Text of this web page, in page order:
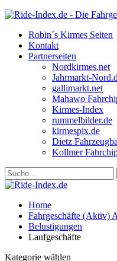
Robin´s Kirmes Seiten
Kontakt
Partnerseiten
Nordkirmes.net
Jahrmarkt-
gallimarkt.net
Mahawo
Kirmes-Index
rummelbilder.de
kirmespix.de
Dietz
Kollmer
Home
Fahrgeschäfte (Aktiv)
Belustigungen
Laufgeschäfte
Kategorie wählen